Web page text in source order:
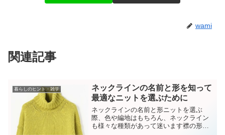
wami
関連記事
暮らしのヒント・雑学
ネックラインの名前と形を知って
最適なニットを選ぶために
ネックラインの名前と形ニットを選ぶ
際、色や編地はもちろん、ネックライン
も様々な種類があって迷います襟の形